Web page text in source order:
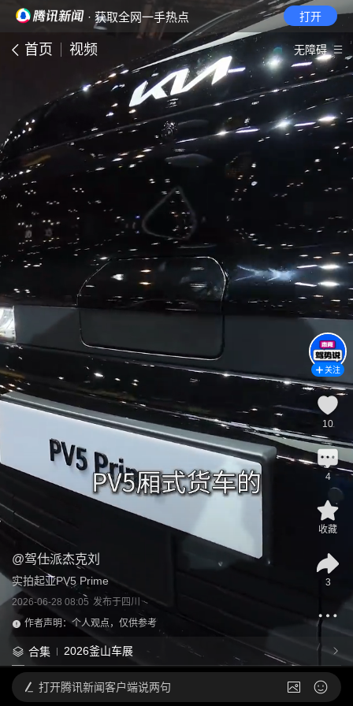
· 获取全网一手热点 打开
首页 视频 无障碍
@驾仕派杰克刘
实拍起亚PV5 Prime
2026-06-28 08:05 发布于四川
作者声明：个人观点，仅供参考
合集 2026釜山车展
关注
10
4
收藏
3
打开腾讯新闻客户端说两句